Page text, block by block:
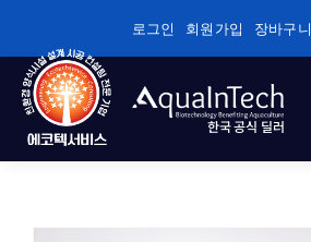
너
로그인 회원가입 장바구니
한국 공식 딜러